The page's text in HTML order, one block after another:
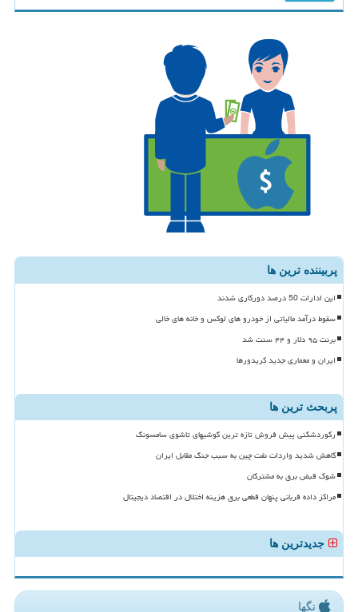
پربیننده ترین ها
این ادارات 50 درصد دورکاری شدند
سقوط درآمد مالیاتی از خودرو های لوکس و خانه های خالی
برنت ۹۵ دلار و ۴۴ سنت شد
ایران و معماری جدید کریدورها
پربحث ترین ها
رکوردشکنی پیش فروش تازه ترین گوشیهای تاشوی سامسونگ
کاهش شدید واردات نفت چین به سبب جنگ مقابل ایران
شوک قبض برق به مشترکان
مراکز داده قربانی پنهان قطعی برق هزینه اختلال در اقتصاد دیجیتال
جدیدترین ها
تگها